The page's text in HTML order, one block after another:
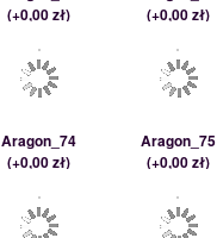
(+0,00 zł)
(+0,00 zł)
Aragon_74
(+0,00 zł)
Aragon_75
(+0,00 zł)